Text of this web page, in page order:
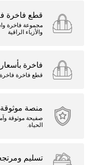
قطع فاخرة
مجموعة فاخرة
والأزياء الراقية
فاخرة
قطع فاخرة فاخرة
منصة موثوقة
الحياة.
تسليم